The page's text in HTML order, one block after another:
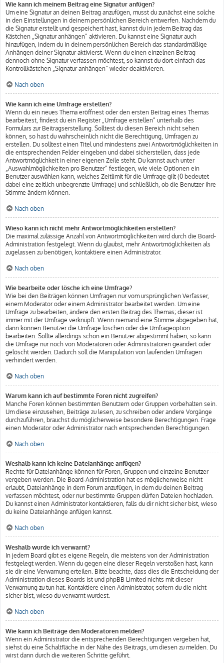
Wie kann ich meinem Beitrag eine Signatur anfügen?
Um eine Signatur an deinen Beitrag anzufügen, musst du zunächst eine solche
in den Einstellungen in deinem persönlichen Bereich entwerfen. Nachdem du
die Signatur erstellt und gespeichert hast, kannst du in jedem Beitrag das
Kästchen „Signatur anhängen“ aktivieren. Du kannst eine Signatur auch
hinzufügen, indem du in deinem persönlichen Bereich das standardmäßige
Anhängen deiner Signatur aktivierst. Wenn du einen einzelnen Beitrag
dennoch ohne Signatur verfassen möchtest, so kannst du dort einfach das
Kontrollkästchen „Signatur anhängen“ wieder deaktivieren.
Nach oben
Wie kann ich eine Umfrage erstellen?
Wenn du ein neues Thema eröffnest oder den ersten Beitrag eines Themas
bearbeitest, findest du ein Register „Umfrage erstellen“ unterhalb des
Formulars zur Beitragserstellung. Solltest du diesen Bereich nicht sehen
können, so hast du wahrscheinlich nicht die Berechtigung, Umfragen zu
erstellen. Du solltest einen Titel und mindestens zwei Antwortmöglichkeiten in
die entsprechenden Felder eingeben und dabei sicherstellen, dass jede
Antwortmöglichkeit in einer eigenen Zeile steht. Du kannst auch unter
„Auswahlmöglichkeiten pro Benutzer“ festlegen, wie viele Optionen ein
Benutzer auswählen kann, welches Zeitlimit für die Umfrage gilt (0 bedeutet
dabei eine zeitlich unbegrenzte Umfrage) und schließlich, ob die Benutzer ihre
Stimme ändern können.
Nach oben
Wieso kann ich nicht mehr Antwortmöglichkeiten erstellen?
Die maximal zulässige Anzahl von Antwortmöglichkeiten wird durch die Board-
Administration festgelegt. Wenn du glaubst, mehr Antwortmöglichkeiten als
zugelassen zu benötigen, kontaktiere einen Administrator.
Nach oben
Wie bearbeite oder lösche ich eine Umfrage?
Wie bei den Beiträgen können Umfragen nur vom ursprünglichen Verfasser,
einem Moderator oder einem Administrator bearbeitet werden. Um eine
Umfrage zu bearbeiten, ändere den ersten Beitrag des Themas; dieser ist
immer mit der Umfrage verknüpft. Wenn niemand eine Stimme abgegeben hat,
dann können Benutzer die Umfrage löschen oder die Umfrageoption
bearbeiten. Sollte allerdings schon ein Benutzer abgestimmt haben, so kann
die Umfrage nur noch von Moderatoren oder Administratoren geändert oder
gelöscht werden. Dadurch soll die Manipulation von laufenden Umfragen
verhindert werden.
Nach oben
Warum kann ich auf bestimmte Foren nicht zugreifen?
Manche Foren können bestimmten Benutzern oder Gruppen vorbehalten sein.
Um diese einzusehen, Beiträge zu lesen, zu schreiben oder andere Vorgänge
durchzuführen, brauchst du möglicherweise besondere Berechtigungen. Frage
einen Moderator oder Administrator nach entsprechenden Berechtigungen.
Nach oben
Weshalb kann ich keine Dateianhänge anfügen?
Rechte für Dateianhänge können für Foren, Gruppen und einzelne Benutzer
vergeben werden. Die Board-Administration hat es möglicherweise nicht
erlaubt, Dateianhänge in dem Forum anzufügen, in dem du deinen Beitrag
verfassen möchtest, oder nur bestimmte Gruppen dürfen Dateien hochladen.
Du kannst einen Administrator kontaktieren, falls du dir nicht sicher bist, wieso
du keine Dateianhänge anfügen kannst.
Nach oben
Weshalb wurde ich verwarnt?
In jedem Board gibt es eigene Regeln, die meistens von der Administration
festgelegt werden. Wenn du gegen eine dieser Regeln verstoßen hast, kann
sie dir eine Verwarnung erteilen. Bitte beachte, dass dies die Entscheidung der
Administration dieses Boards ist und phpBB Limited nichts mit dieser
Verwarnung zu tun hat. Kontaktiere einen Administrator, sofern du die nicht
sicher bist, wieso du verwarnt wurdest.
Nach oben
Wie kann ich Beiträge den Moderatoren melden?
Wenn ein Administrator die entsprechenden Berechtigungen vergeben hat,
siehst du eine Schaltfläche in der Nähe des Beitrags, um diesen zu melden. Du
wirst dann durch die weiteren Schritte geführt.